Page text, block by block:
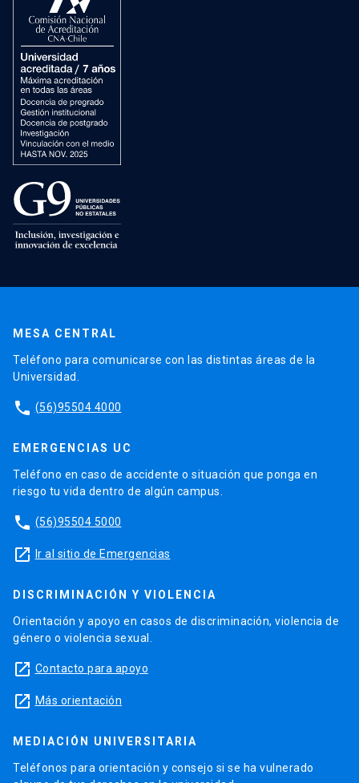
MESA CENTRAL
Teléfono para comunicarse con las distintas áreas de la
Universidad.
phone (56)95504 4000
EMERGENCIAS UC
Teléfono en caso de accidente o situación que ponga en
riesgo tu vida dentro de algún campus.
phone (56)95504 5000
launch Ir al sitio de Emergencias
DISCRIMINACIÓN Y VIOLENCIA
Orientación y apoyo en casos de discriminación, violencia de
género o violencia sexual.
launch Contacto para apoyo
launch Más orientación
MEDIACIÓN UNIVERSITARIA
Teléfonos para orientación y consejo si se ha vulnerado